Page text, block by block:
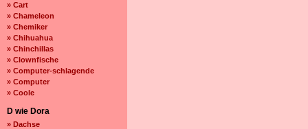
» Cart
» Chameleon
» Chemiker
» Chihuahua
» Chinchillas
» Clownfische
» Computer-schlagende
» Computer
» Coole
D wie Dora
» Dachse